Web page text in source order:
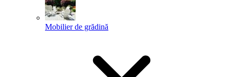
Mobilier de grădină